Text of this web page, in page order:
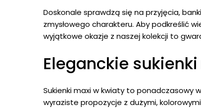
Doskonale sprawdzą się na przyjęcia,
zmysłowego charakteru. Aby podkreślić
wyjątkowe okazje z naszej kolekcji to
Eleganckie
Sukienki maxi w kwiaty to ponadczasowy
wyraziste propozycje z dużymi,